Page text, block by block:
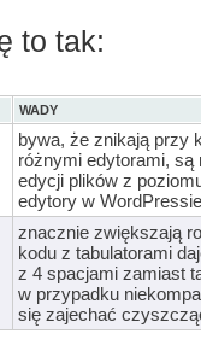
to tak:
WADY
bywa, że znikają przy
różnymi edytorami,
edycji plików z
edytory w
znacznie zwiększają
kodu z tabulatorami
z 4 spacjami zamiast
w przypadku
się zajechać